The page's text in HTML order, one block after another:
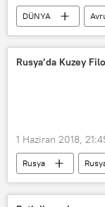
DÜNYA
İngiltere
Gümrük vergisi
Rusya’da Kuzey
1 Haziran 2018,
Rusya
VİDEO